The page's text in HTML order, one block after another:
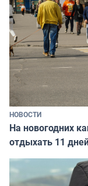
НОВОСТИ
На новогодних
отдыхать 11